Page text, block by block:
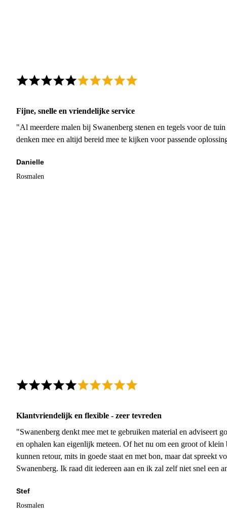
Fijne, snelle en vriendelijke service
"Al meerdere malen bij Swanenberg stenen en tegels voor de
denken mee en altijd bereid mee te kijken voor passende
Danielle
Rosmalen
Klantvriendelijk en flexible - zeer tevreden
"Swanenberg denkt mee met te gebruiken material en adviseert
en ophalen kan eigenlijk meteen. Of het nu om een groot of
kunnen retour, mits in goede staat en met bon, maar dat spreekt
Swanenberg. Ik raad dit iedereen aan en ik zal zelf niet snel een
Stef
Rosmalen